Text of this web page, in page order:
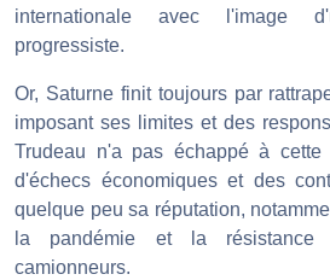
internationale avec l'image
progressiste.
Or, Saturne finit toujours par
imposant ses limites et des
Trudeau n'a pas échappé à
d'échecs économiques et des
quelque peu sa réputation,
la pandémie et la résistance
camionneurs.